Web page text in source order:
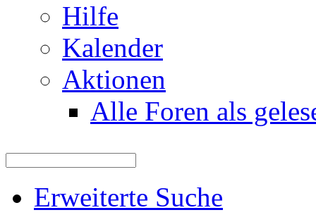
Hilfe
Kalender
Aktionen
Alle Foren als
Erweiterte Suche